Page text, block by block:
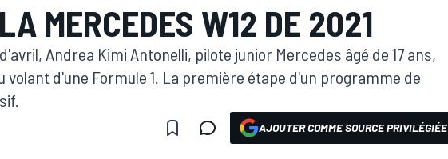
MERCEDES W12 DE 2021
Andrea Kimi Antonelli, pilote junior Mercedes âgé de 17 ans,
volant d'une Formule 1. La première étape d'un programme de
AJOUTER COMME SOURCE PRIVILÉGIÉE